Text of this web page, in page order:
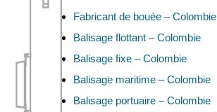
Fabricant de bouée – Colombie
Balisage flottant – Colombie
Balisage fixe – Colombie
Balisage maritime – Colombie
Balisage portuaire – Colombie